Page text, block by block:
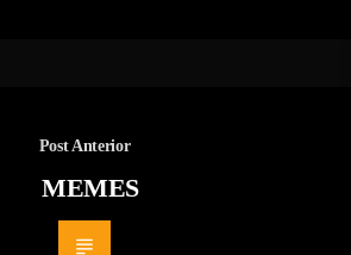
Post Anterior
MEMES